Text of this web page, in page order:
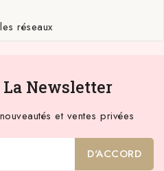
réseaux
Newsletter
et ventes privées